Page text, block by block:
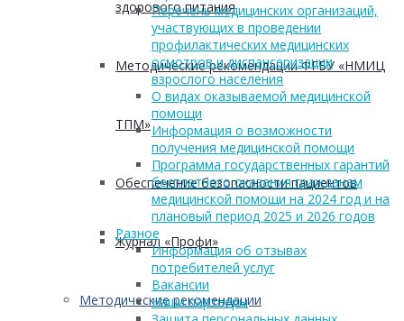
здорового питания
Методические рекомендации ФГБУ «НМИЦ
ТПМ»
Обеспечение безопасности пациентов
Журнал «Профи»
Методические рекомендации
Перечень медицинских организаций,
участвующих в проведении
профилактических медицинских
осмотров и диспансеризации
взрослого населения
О видах оказываемой медицинской
помощи
Информация о возможности
получения медицинской помощи
Программа государственных гарантий
бесплатного оказания гражданам
медицинской помощи на 2024 год и на
плановый период 2025 и 2026 годов
Разное
Информация об отзывах
потребителей услуг
Вакансии
Наши партнеры